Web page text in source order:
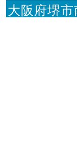
大阪府堺